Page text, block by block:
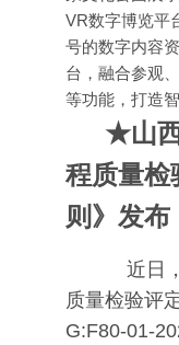
VR数字博览平
号的数字内容
台，融合参观
等功能，打造
★山
程质量检
则》发布
近日
质量检验评
G:F80-01-